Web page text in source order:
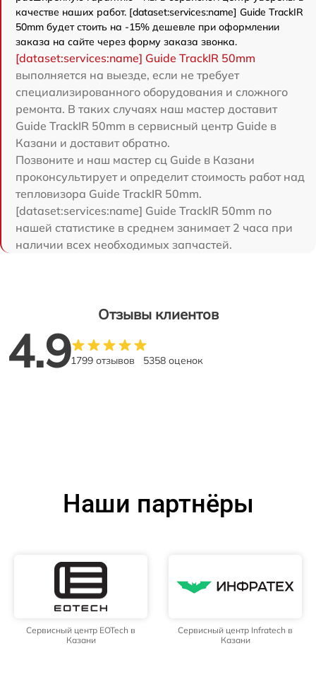
качестве наших работ. [dataset:services:name] Guide TrackIR
50mm будет стоить на -15% дешевле при оформлении
заказа на сайте через форму заказа звонка.
[dataset:services:name] Guide TrackIR 50mm
выполняется на выезде, если не требует
специализированного оборудования и сложного
ремонта. В таких случаях наш мастер доставит
Guide TrackIR 50mm в сервисный центр Guide в
Казани и доставит обратно.
Позвоните и наш мастер сц Guide в Казани
проконсультирует и определит стоимость работ над
тепловизора Guide TrackIR 50mm.
[dataset:services:name] Guide TrackIR 50mm по
нашей статистике в среднем занимает 2 часа при
наличии всех необходимых запчастей.
Отзывы клиентов
4.91799 отзывов 5358 оценок
Наши партнёры
Сервисный центр EOTech в
Казани
Сервисный центр Infratech в
Казани